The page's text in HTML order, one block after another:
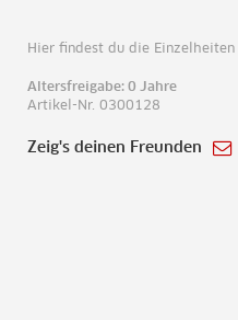
Hier findest du die
Altersfreigabe: 0 Jahre
Artikel-Nr. 0300128
Zeig's deinen Freunden